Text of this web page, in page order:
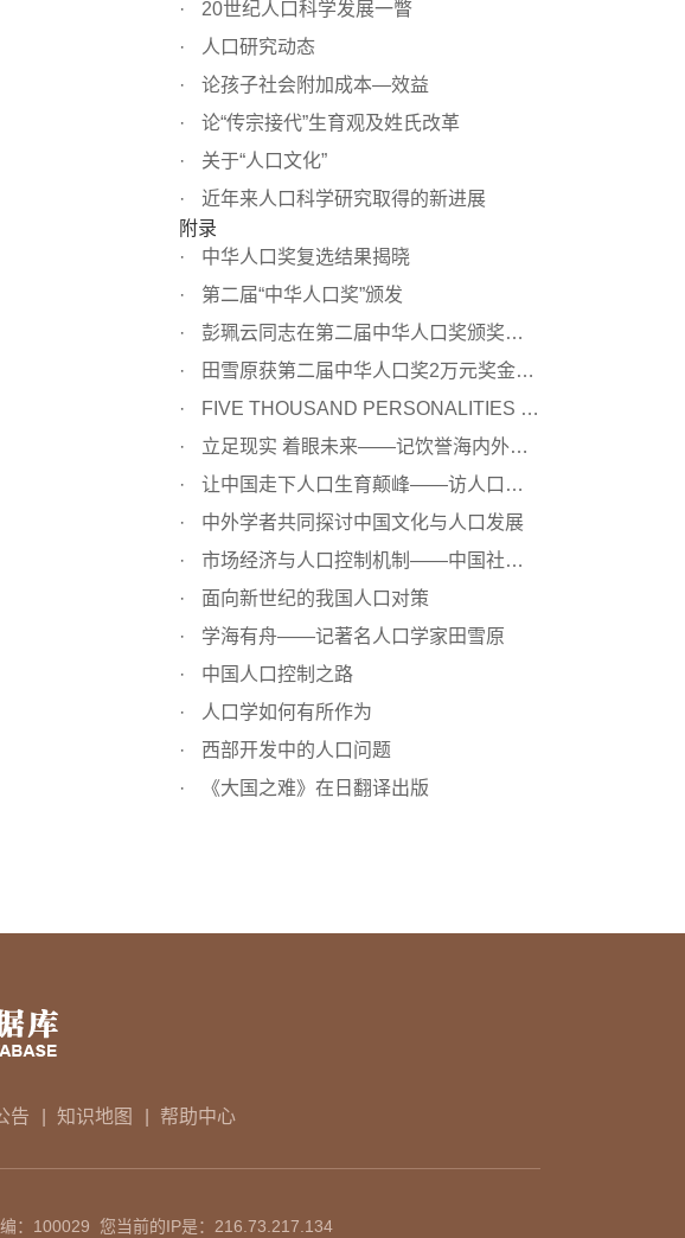
20世纪人口科学发展一瞥
人口研究动态
论孩子社会附加成本—效益
论“传宗接代”生育观及姓氏改革
关于“人口文化”
近年来人口科学研究取得的新进展
附录
中华人口奖复选结果揭晓
第二届“中华人口奖”颁发
彭珮云同志在第二届中华人口奖颁奖大会上的讲话
田雪原获第二届中华人口奖2万元奖金全部捐赠人口所
FIVE THOUSAND PERSONALITIES OF THE WORLD
立足现实 着眼未来——记饮誉海内外的人口学家田雪原研究员
让中国走下人口生育颠峰——访人口学家田雪原
中外学者共同探讨中国文化与人口发展
市场经济与人口控制机制——中国社会科学院人口研究所所长...
面向新世纪的我国人口对策
学海有舟——记著名人口学家田雪原
中国人口控制之路
人口学如何有所作为
西部开发中的人口问题
《大国之难》在日翻译出版
告 知识地图 帮助中心
：100029 您当前的IP是： 216.73.217.134